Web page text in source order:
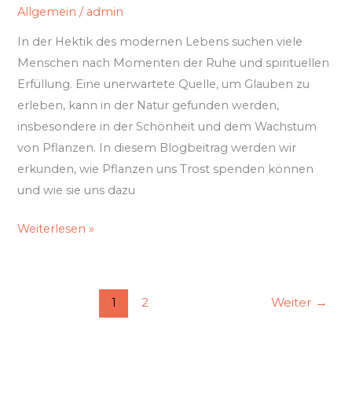
Allgemein / admin
In der Hektik des modernen Lebens suchen viele
Menschen nach Momenten der Ruhe und spirituellen
Erfüllung. Eine unerwartete Quelle, um Glauben zu
erleben, kann in der Natur gefunden werden,
insbesondere in der Schönheit und dem Wachstum
von Pflanzen. In diesem Blogbeitrag werden wir
erkunden, wie Pflanzen uns Trost spenden können
und wie sie uns dazu
Weiterlesen »
1 2 Weiter →